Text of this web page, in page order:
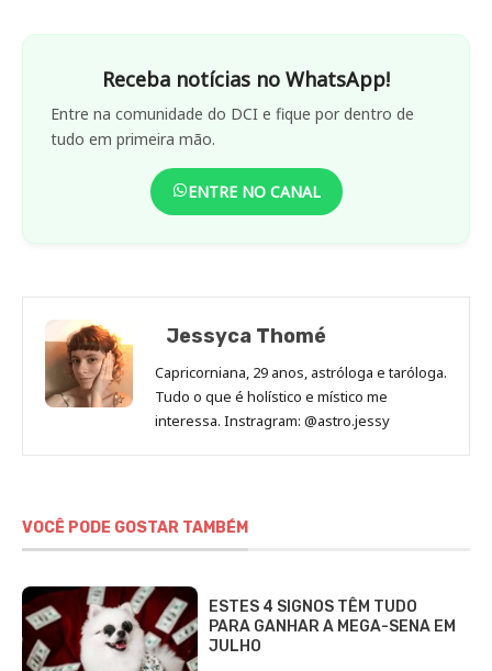
Receba notícias no WhatsApp!
Entre na comunidade do DCI e fique por dentro de
tudo em primeira mão.
ENTRE NO CANAL
Jessyca Thomé
Capricorniana, 29 anos, astróloga e taróloga.
Tudo o que é holístico e místico me
interessa. Instragram: @astro.jessy
VOCÊ PODE GOSTAR TAMBÉM
ESTES 4 SIGNOS TÊM TUDO
PARA GANHAR A MEGA-SENA EM
JULHO